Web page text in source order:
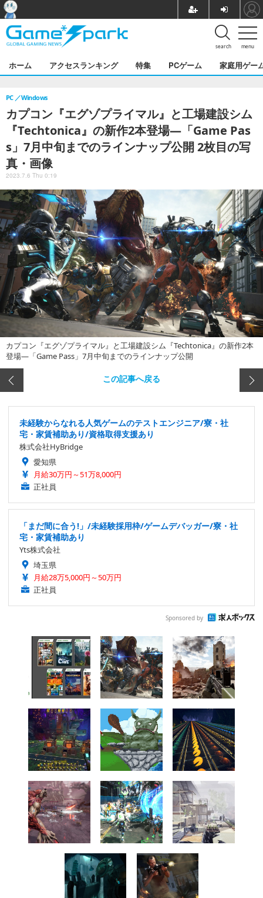
menu
search
ホーム アクセスランキング 特集 PCゲーム 家庭用ゲー
カプコン『エグゾプライマル』と工場建設シム
『Techtonica』の新作2本登場―「Game Pas
s」7月中旬までのラインナップ公開 2枚目の写
真・画像
PC Windows
2023.7.6 Thu 0:19
カプコン『エグゾプライマル』と工場建設シム『Techtonica』の新作2本
登場―「Game Pass」7月中旬までのラインナップ公開
この記事へ戻る
未経験からなれる人気ゲームのテストエンジニア/寮・社
宅・家賃補助あり/資格取得支援あり
株式会社HyBridge
愛知県
月給30万円～51万8,000円
正社員
「まだ間に合う!」/未経験採用枠/ゲームデバッガー/寮・社
宅・家賃補助あり
Yts株式会社
埼玉県
月給28万5,000円～50万円
正社員
Sponsored by